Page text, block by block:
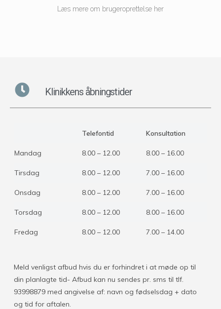
Læs mere om brugeroprettelse her
Klinikkens åbningstider
Telefontid Konsultation
Mandag 8.00 – 12.00 8.00 – 16.00
Tirsdag 8.00 – 12.00 7.00 – 16.00
Onsdag 8.00 – 12.00 7.00 – 16.00
Torsdag 8.00 – 12.00 8.00 – 16.00
Fredag 8.00 – 12.00 7.00 – 14.00
Meld venligst afbud hvis du er forhindret i at møde op til
din planlagte tid- Afbud kan nu sendes pr. sms til tlf.
93998879 med angivelse af: navn og fødselsdag + dato
og tid for aftalen.